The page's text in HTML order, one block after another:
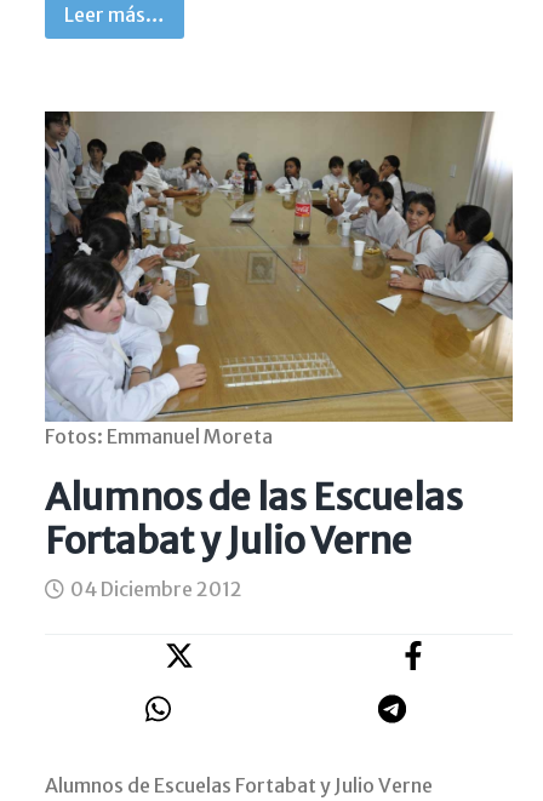
Leer más…
Fotos: Emmanuel Moreta
Alumnos de las Escuelas
Fortabat y Julio Verne
04 Diciembre 2012
Alumnos de Escuelas Fortabat y Julio Verne